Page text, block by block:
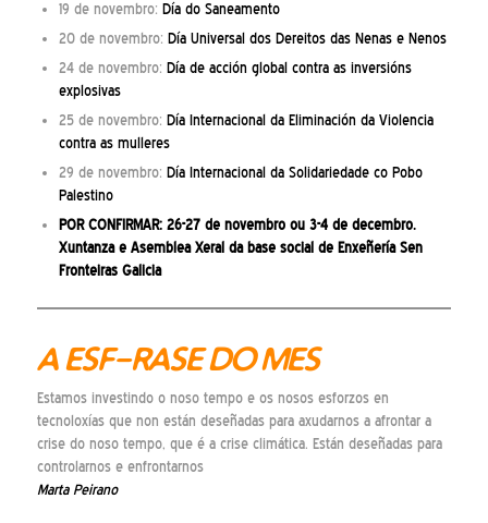
19 de novembro: Día do Saneamento
20 de novembro: Día Universal dos Dereitos das Nenas e Nenos
24 de novembro: Día de acción global contra as inversións
explosivas
25 de novembro: Día Internacional da Eliminación da Violencia
contra as mulleres
29 de novembro: Día Internacional da Solidariedade co Pobo
Palestino
POR CONFIRMAR: 26-27 de novembro ou 3-4 de decembro.
Xuntanza e Asemblea Xeral da base social de Enxeñería Sen
Fronteiras Galicia
A ESF-RASE DO MES
Estamos investindo o noso tempo e os nosos esforzos en
tecnoloxías que non están deseñadas para axudarnos a afrontar a
crise do noso tempo, que é a crise climática. Están deseñadas para
controlarnos e enfrontarnos
Marta Peirano